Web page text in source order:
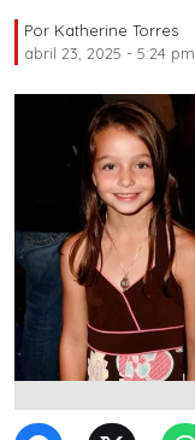
Por Katherine Torres
abril 23, 2025 - 5:24 pm